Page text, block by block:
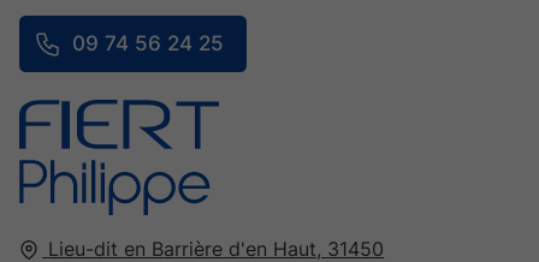
Lieu-dit en Barrière d'en Haut, 31450
09 74 56 24 25